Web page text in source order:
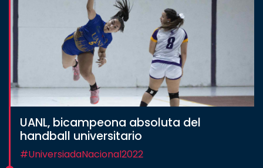
Vinculación
Universiada
UANL, bicampeona absoluta del
handball universitario
#UniversiadaNacional2022